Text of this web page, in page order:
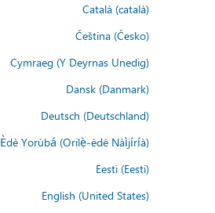
Català (català)
Čeština (Česko)
Cymraeg (Y Deyrnas Unedig)
Dansk (Danmark)
Deutsch (Deutschland)
Èdè Yorùbá (Orilẹ̀-èdè Nàìjíríà)
Eesti (Eesti)
English (United States)